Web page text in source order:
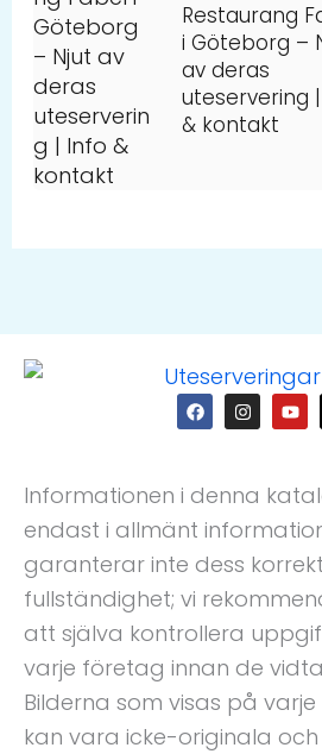
Restaurang
i Göteborg –
av deras
uteservering
& kontakt
F
a
c
o
o
k
I
n
s
g
r
a
m
Y
o
u
b
e
Informationen i denna
endast i allmänt
garanterar inte dess
fullständighet; vi
att själva kontrollera
varje företag innan de
Bilderna som visas på
kan vara icke-originala